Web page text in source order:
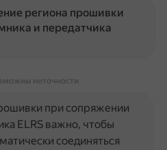
региона прошивки
и передатчика
неточности
при сопряжении
ELRS важно, чтобы
соединяться